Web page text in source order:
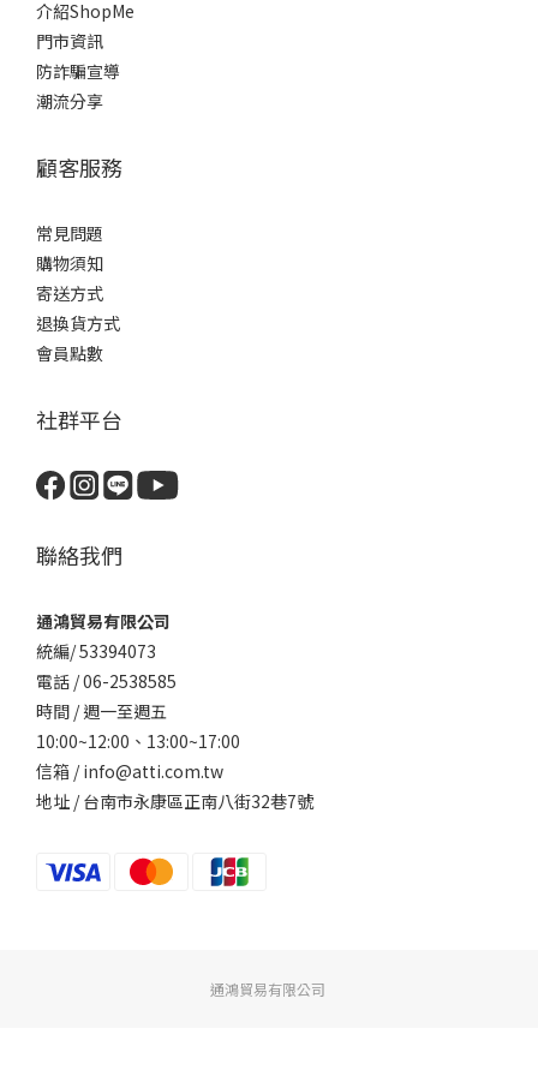
介紹ShopMe
門市資訊
防詐騙宣導
潮流分享
顧客服務
常見問題
購物須知
寄送方式
退換貨方式
會員點數
社群平台
聯絡我們
通鴻貿易有限公司
統編/ 53394073
電話 / 06-2538585
時間 / 週一至週五
10:00~12:00、 13:00~17:00
信箱 / info@atti.com.tw
地址 / 台南市永康區正南八街32巷7號
通鴻貿易有限公司